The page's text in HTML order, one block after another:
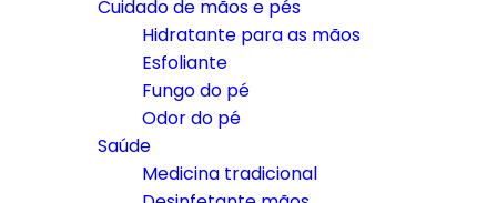
Cuidado de mãos e pés
Hidratante para as mãos
Esfoliante
Fungo do pé
Odor do pé
Saúde
Medicina tradicional